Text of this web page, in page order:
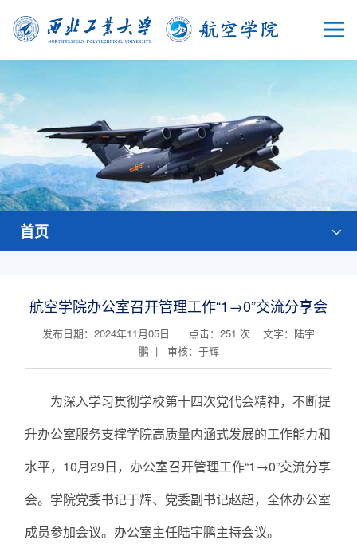
首页
航空学院办公室召开管理工作“1→0”交流分享会
发布日期：2024年11月05日 点击： 251 次 文字：陆宇
鹏 | 审核：于辉
为深入学习贯彻学校第十四次党代会精神，不断提
升办公室服务支撑学院高质量内涵式发展的工作能力和
水平，10月29日，办公室召开管理工作“1→0”交流分享
会。学院党委书记于辉、党委副书记赵超，全体办公室
成员参加会议。办公室主任陆宇鹏主持会议。